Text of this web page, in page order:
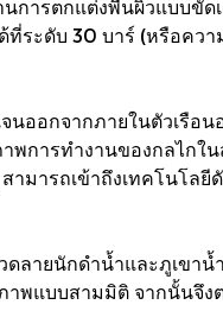
นการตกแต่งพื้นผิวแบบขั
ที่ระดับ 30 บาร์ (หรือคว
นออกจากภายในตัวเรือ
พการทำงานของกลไกใ
มารถเข้าถึงเทคโนโลยี
ดลายนักดำน้ำและภูเข
าพแบบสามมิติ จากนั้นจึ